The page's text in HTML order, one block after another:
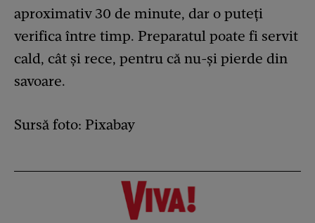
aproximativ 30 de minute, dar o puteți
verifica între timp. Preparatul poate fi servit
cald, cât și rece, pentru că nu-și pierde din
savoare.
Sursă foto: Pixabay